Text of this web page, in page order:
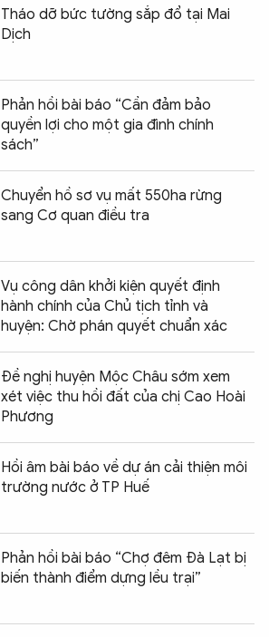
Tháo dỡ bức tường sắp đổ tại Mai
Dịch
Phản hồi bài báo “Cần đảm bảo
quyền lợi cho một gia đình chính
sách”
Chuyển hồ sơ vụ mất 550ha rừng
sang Cơ quan điều tra
Vụ công dân khởi kiện quyết định
hành chính của Chủ tịch tỉnh và
huyện: Chờ phán quyết chuẩn xác
Đề nghị huyện Mộc Châu sớm xem
xét việc thu hồi đất của chị Cao Hoài
Phương
Hồi âm bài báo về dự án cải thiện môi
trường nước ở TP Huế
Phản hồi bài báo “Chợ đêm Đà Lạt bị
biến thành điểm dựng lều trại”